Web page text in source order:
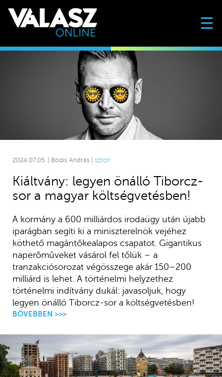
☰
2024.07.05. | Bódis András | sztori
Kiáltvány: legyen önálló Tiborcz-
sor a magyar költségvetésben!
A kormány a 600 milliárdos irodaügy után újabb
iparágban segíti ki a miniszterelnök vejéhez
köthető magántőkealapos csapatot. Gigantikus
naperőműveket vásárol fel tőlük – a
tranzakciósorozat végösszege akár 150–200
milliárd is lehet. A történelmi helyzethez
történelmi indítvány dukál: javasoljuk, hogy
legyen önálló Tiborcz-sor a költségvetésben!
BŐVEBBEN >>>